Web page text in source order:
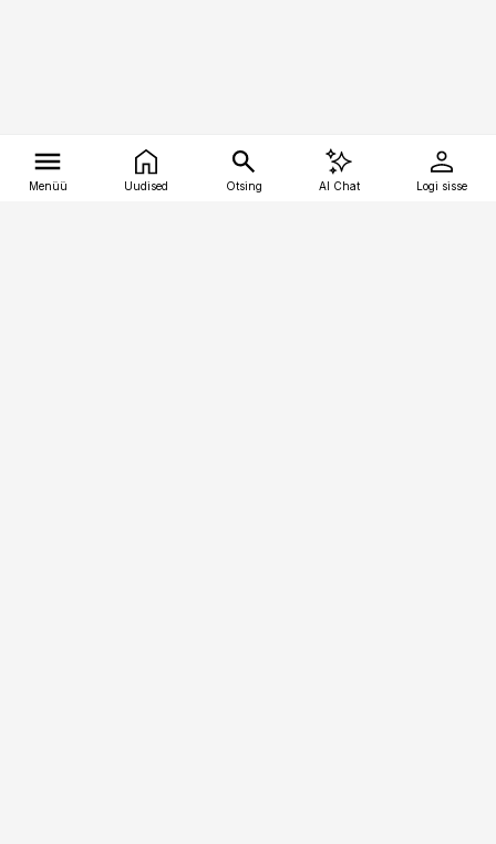
Menüü Uudised Otsing AI Chat Logi sisse